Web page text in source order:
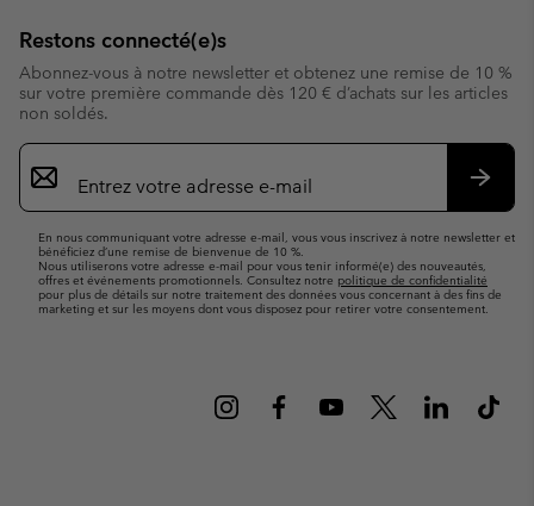
Restons connecté(e)s
Abonnez-vous à notre newsletter et obtenez une remise de 10 %
sur votre première commande dès 120 € d’achats sur les articles
non soldés.
Inscription
par
e-
En nous communiquant votre adresse e-mail, vous vous inscrivez à notre newsletter et
bénéficiez d’une remise de bienvenue de 10 %.
Nous utiliserons votre adresse e-mail pour vous tenir informé(e) des nouveautés,
offres et événements promotionnels. Consultez notre politique de confidentialité
pour plus de détails sur notre traitement des données vous concernant à des fins de
marketing et sur les moyens dont vous disposez pour retirer votre consentement.